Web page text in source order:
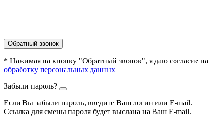
Обратный звонок
* Нажимая на кнопку "Обратный звонок", я даю согласие на
обработку персональных данных
Забыли пароль?
Если Вы забыли пароль, введите Ваш логин или Е-mail.
Ссылка для смены пароля будет выслана на Ваш E-mail.